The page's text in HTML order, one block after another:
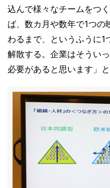
込んで様々なチームをつ
ば、数カ月や数年で1つの
わるまで、というふうに1
解散する。企業はそうい
必要があると思います」と